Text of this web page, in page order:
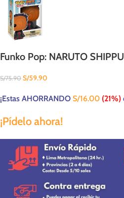
Funko Pop: NARUTO
S/75.90 S/59.90
¡Estas AHORRANDO S/16.00 (21%)
¡Pídelo ahora!